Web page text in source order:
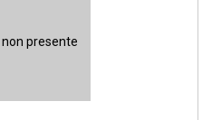
presente